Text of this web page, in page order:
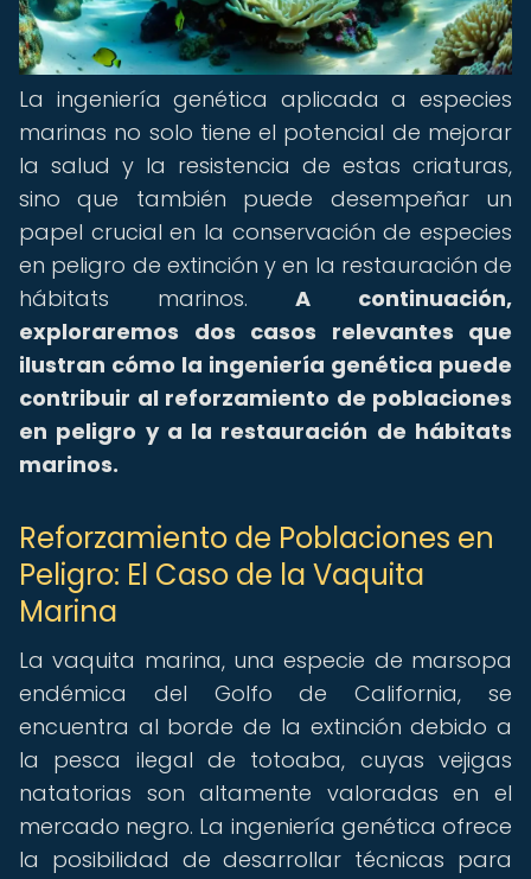
La ingeniería genética aplicada a especies
marinas no solo tiene el potencial de mejorar
la salud y la resistencia de estas criaturas,
sino que también puede desempeñar un
papel crucial en la conservación de especies
en peligro de extinción y en la restauración de
hábitats marinos.A continuación,
exploraremos dos casos relevantes que
ilustran cómo la ingeniería genética puede
contribuir al reforzamiento de poblaciones
en peligro y a la restauración de hábitats
marinos.
Reforzamiento de Poblaciones en
Peligro: El Caso de la Vaquita
Marina
La vaquita marina, una especie de marsopa
endémica del Golfo de California, se
encuentra al borde de la extinción debido a
la pesca ilegal de totoaba, cuyas vejigas
natatorias son altamente valoradas en el
mercado negro. La ingeniería genética ofrece
la posibilidad de desarrollar técnicas para